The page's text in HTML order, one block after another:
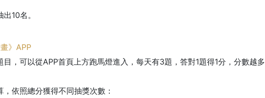
10名。
》APP
，可以從APP首頁上方跑馬燈進入，每天有3題，答對1題得1分，分數越多
依照總分獲得不同抽獎次數：